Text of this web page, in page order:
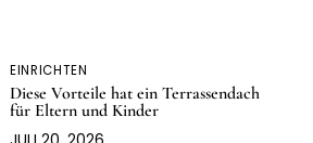
EINRICHTEN
Diese Vorteile hat ein Terrassendach
für Eltern und Kinder